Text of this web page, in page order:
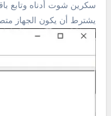
سكرين شوت أدناه وتابع
يشترط أن يكون الجهاز